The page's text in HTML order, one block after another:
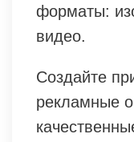
форматы:
видео.
Создайте
рекламные